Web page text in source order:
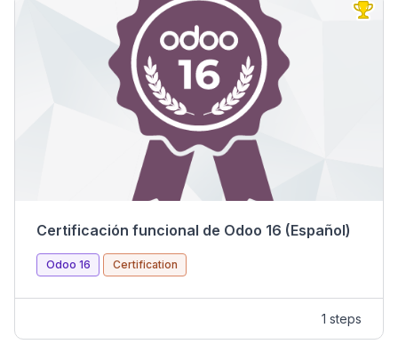
Certificación funcional de Odoo 16 (Español)
Odoo 16 Certification
1 steps